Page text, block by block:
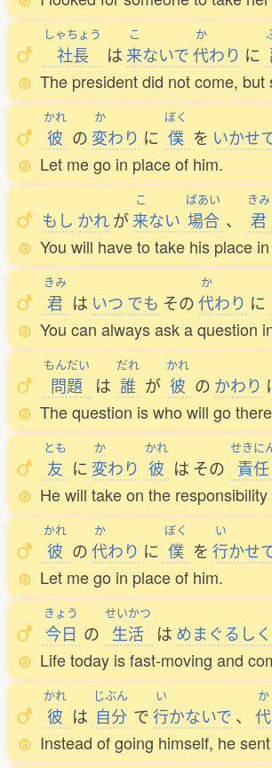
しゃちょう
社長 は
こ
来ないで
か
代わり に
The president did not come,
かれ
彼 の
か
変わり に
ぼく
僕 を いかせ
Let me go in place of him.
もし かれが
こ
来ない
ばあい
場合 、
きみ
君
You will have to take his place
きみ
君 は いつ でも その
か
代わり に
You can always ask a question
もんだい
問題 は
だれ
誰 が
かれ
彼 の かわり
The question is who will go
とも
友 に
か
変わり
かれ
彼 は その
せきに
責任
He will take on the
かれ
彼 の
か
代わり に
ぼく
僕 を
い
行かせ
Let me go in place of him.
きょう
今日 の
せいかつ
生活 は めまぐるしく
Life today is fast-moving and
かれ
彼 は
じぶん
自分 で
い
行かないで 、
か
代
Instead of going himself, he